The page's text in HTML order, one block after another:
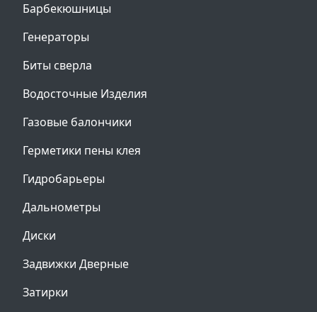
Барбекюшницы
Генераторы
Биты сверла
Водосточные Изделия
Газовые балончики
Герметики пены клея
Гидробарьеры
Дальнометры
Диски
Задвижки Дверные
Затирки